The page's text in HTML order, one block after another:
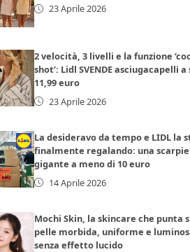
23 Aprile 2026
2 velocità, 3 livelli e la funzione
shot’: Lidl SVENDE asciugacapelli a
11,99 euro
23 Aprile 2026
La desideravo da tempo e LIDL la
finalmente regalando: una
gigante a meno di 10 euro
14 Aprile 2026
Mochi Skin, la skincare che punta
pelle morbida, uniforme e
senza effetto lucido